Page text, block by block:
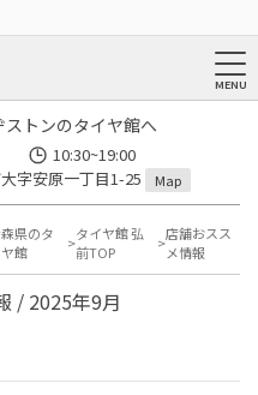
トンのタイヤ館へ
10:30~19:00
字安原一丁目1-25
Map
県のタ
館
タイヤ館 弘
前TOP
店舗おスス
メ情報
/ 2025年9月